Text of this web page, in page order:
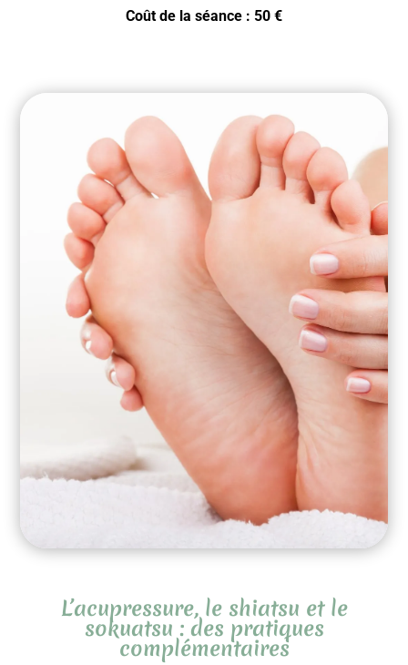
Coût de la séance : 50 €
L’acupressure, le shiatsu et le
sokuatsu : des pratiques
complémentaires